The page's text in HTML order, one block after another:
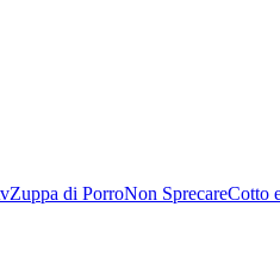
Zuppa di PorroNon SprecareCotto